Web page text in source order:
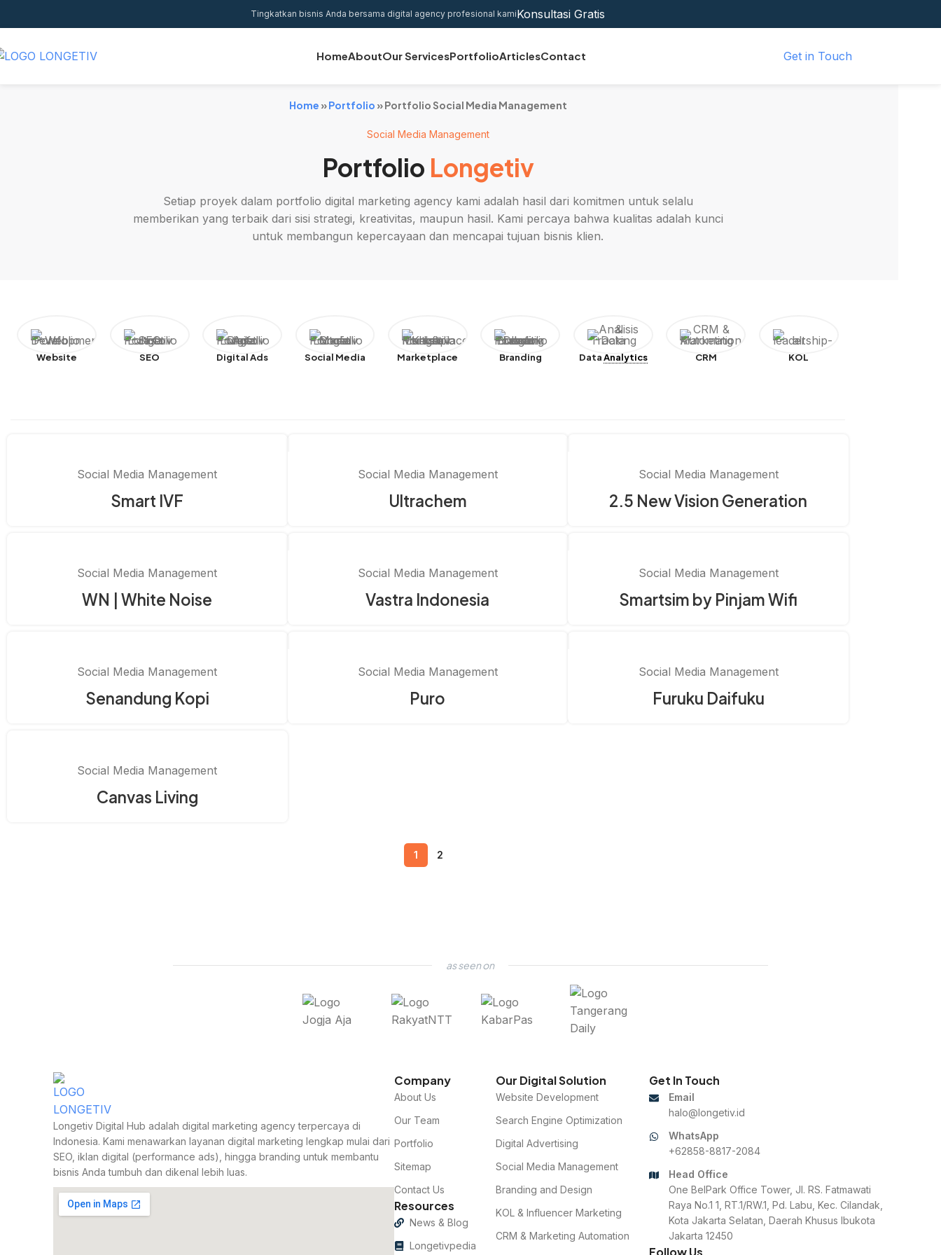
Tingkatkan bisnis Anda bersama digital agency profesional kamiKonsultasi Gratis
HomeAboutOur ServicesPortfolioArticlesContact Get in Touch
Home »Portfolio »Portfolio Social Media Management
Social Media Management
Portfolio Longetiv
Setiap proyek dalam portfolio digital marketing agency kami adalah hasil dari komitmen untuk selalu
memberikan yang terbaik dari sisi strategi, kreativitas, maupun hasil. Kami percaya bahwa kualitas adalah kunci
untuk membangun kepercayaan dan mencapai tujuan bisnis klien.
Website SEO Digital Ads Social Media Marketplace Branding DataAnalytics CRM KOL
Social Media Management
Smart IVF
Social Media Management
Ultrachem
Social Media Management
2.5 New Vision Generation
Social Media Management
WN | White Noise
Social Media Management
Vastra Indonesia
Social Media Management
Smartsim by Pinjam Wifi
Social Media Management
Senandung Kopi
Social Media Management
Puro
Social Media Management
Furuku Daifuku
Social Media Management
Canvas Living
1 2
as seen on
Longetiv Digital Hub adalah digital marketing agency terpercaya di
Indonesia. Kami menawarkan layanan digital marketing lengkap mulai dari
SEO, iklan digital (performance ads), hingga branding untuk membantu
bisnis Anda tumbuh dan dikenal lebih luas.
Company
About Us
Our Team
Portfolio
Sitemap
Contact Us
Resources
News & Blog
Longetivpedia
Our Digital Solution
Website Development
Search Engine Optimization
Digital Advertising
Social Media Management
Branding and Design
KOL & Influencer Marketing
CRM & Marketing Automation
Get In Touch
Email
halo@longetiv.id
WhatsApp
+62858-8817-2084
Head Office
One BelPark Office Tower, Jl. RS. Fatmawati
Raya No.1 1, RT.1/RW.1, Pd. Labu, Kec. Cilandak,
Kota Jakarta Selatan, Daerah Khusus Ibukota
Jakarta 12450
Follow Us